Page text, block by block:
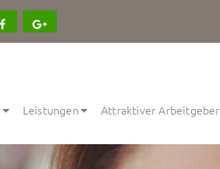
Leistungen Attraktiver Arbeitgeber